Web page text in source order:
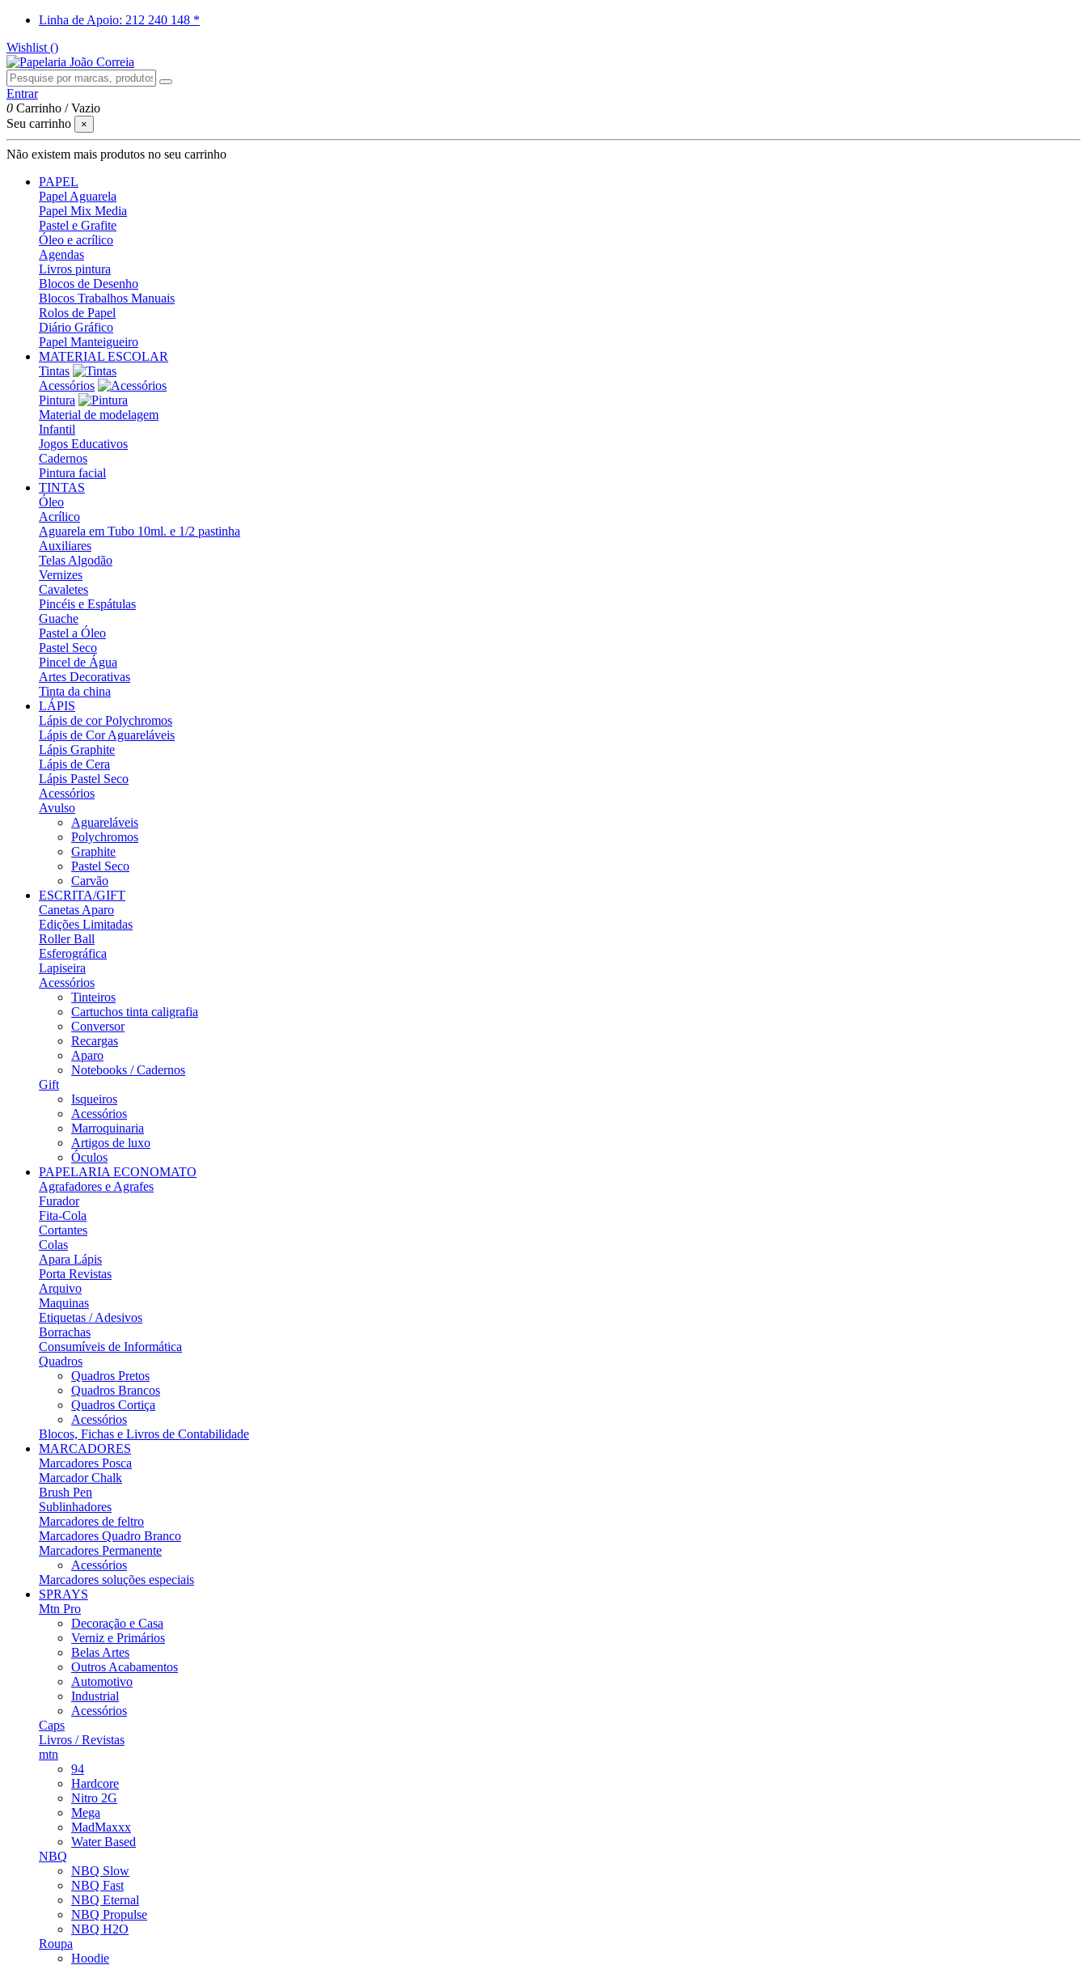
Linha de Apoio: 212 240 148 *
Wishlist ()
Entrar
0 Carrinho /Vazio
Seu carrinho
×
Não existem mais produtos no seu carrinho
PAPEL
Papel Aguarela
Papel Mix Media
Pastel e Grafite
Óleo e acrílico
Agendas
Livros pintura
Blocos de Desenho
Blocos Trabalhos Manuais
Rolos de Papel
Diário Gráfico
Papel Manteigueiro
MATERIAL ESCOLAR
Tintas
Acessórios
Pintura
Material de modelagem
Infantil
Jogos Educativos
Cadernos
Pintura facial
TINTAS
Óleo
Acrílico
Aguarela em Tubo 10ml. e 1/2 pastinha
Auxiliares
Telas Algodão
Vernizes
Cavaletes
Pincéis e Espátulas
Guache
Pastel a Óleo
Pastel Seco
Pincel de Água
Artes Decorativas
Tinta da china
LÁPIS
Lápis de cor Polychromos
Lápis de Cor Aguareláveis
Lápis Graphite
Lápis de Cera
Lápis Pastel Seco
Acessórios
Avulso
Aguareláveis
Polychromos
Graphite
Pastel Seco
Carvão
ESCRITA/GIFT
Canetas Aparo
Edições Limitadas
Roller Ball
Esferográfica
Lapiseira
Acessórios
Tinteiros
Cartuchos tinta caligrafia
Conversor
Recargas
Aparo
Notebooks / Cadernos
Gift
Isqueiros
Acessórios
Marroquinaria
Artigos de luxo
Óculos
PAPELARIA ECONOMATO
Agrafadores e Agrafes
Furador
Fita-Cola
Cortantes
Colas
Apara Lápis
Porta Revistas
Arquivo
Maquinas
Etiquetas / Adesivos
Borrachas
Consumíveis de Informática
Quadros
Quadros Pretos
Quadros Brancos
Quadros Cortiça
Acessórios
Blocos, Fichas e Livros de Contabilidade
MARCADORES
Marcadores Posca
Marcador Chalk
Brush Pen
Sublinhadores
Marcadores de feltro
Marcadores Quadro Branco
Marcadores Permanente
Acessórios
Marcadores soluções especiais
SPRAYS
Mtn Pro
Decoração e Casa
Verniz e Primários
Belas Artes
Outros Acabamentos
Automotivo
Industrial
Acessórios
Caps
Livros / Revistas
mtn
94
Hardcore
Nitro 2G
Mega
MadMaxxx
Water Based
NBQ
NBQ Slow
NBQ Fast
NBQ Eternal
NBQ Propulse
NBQ H2O
Roupa
Hoodie